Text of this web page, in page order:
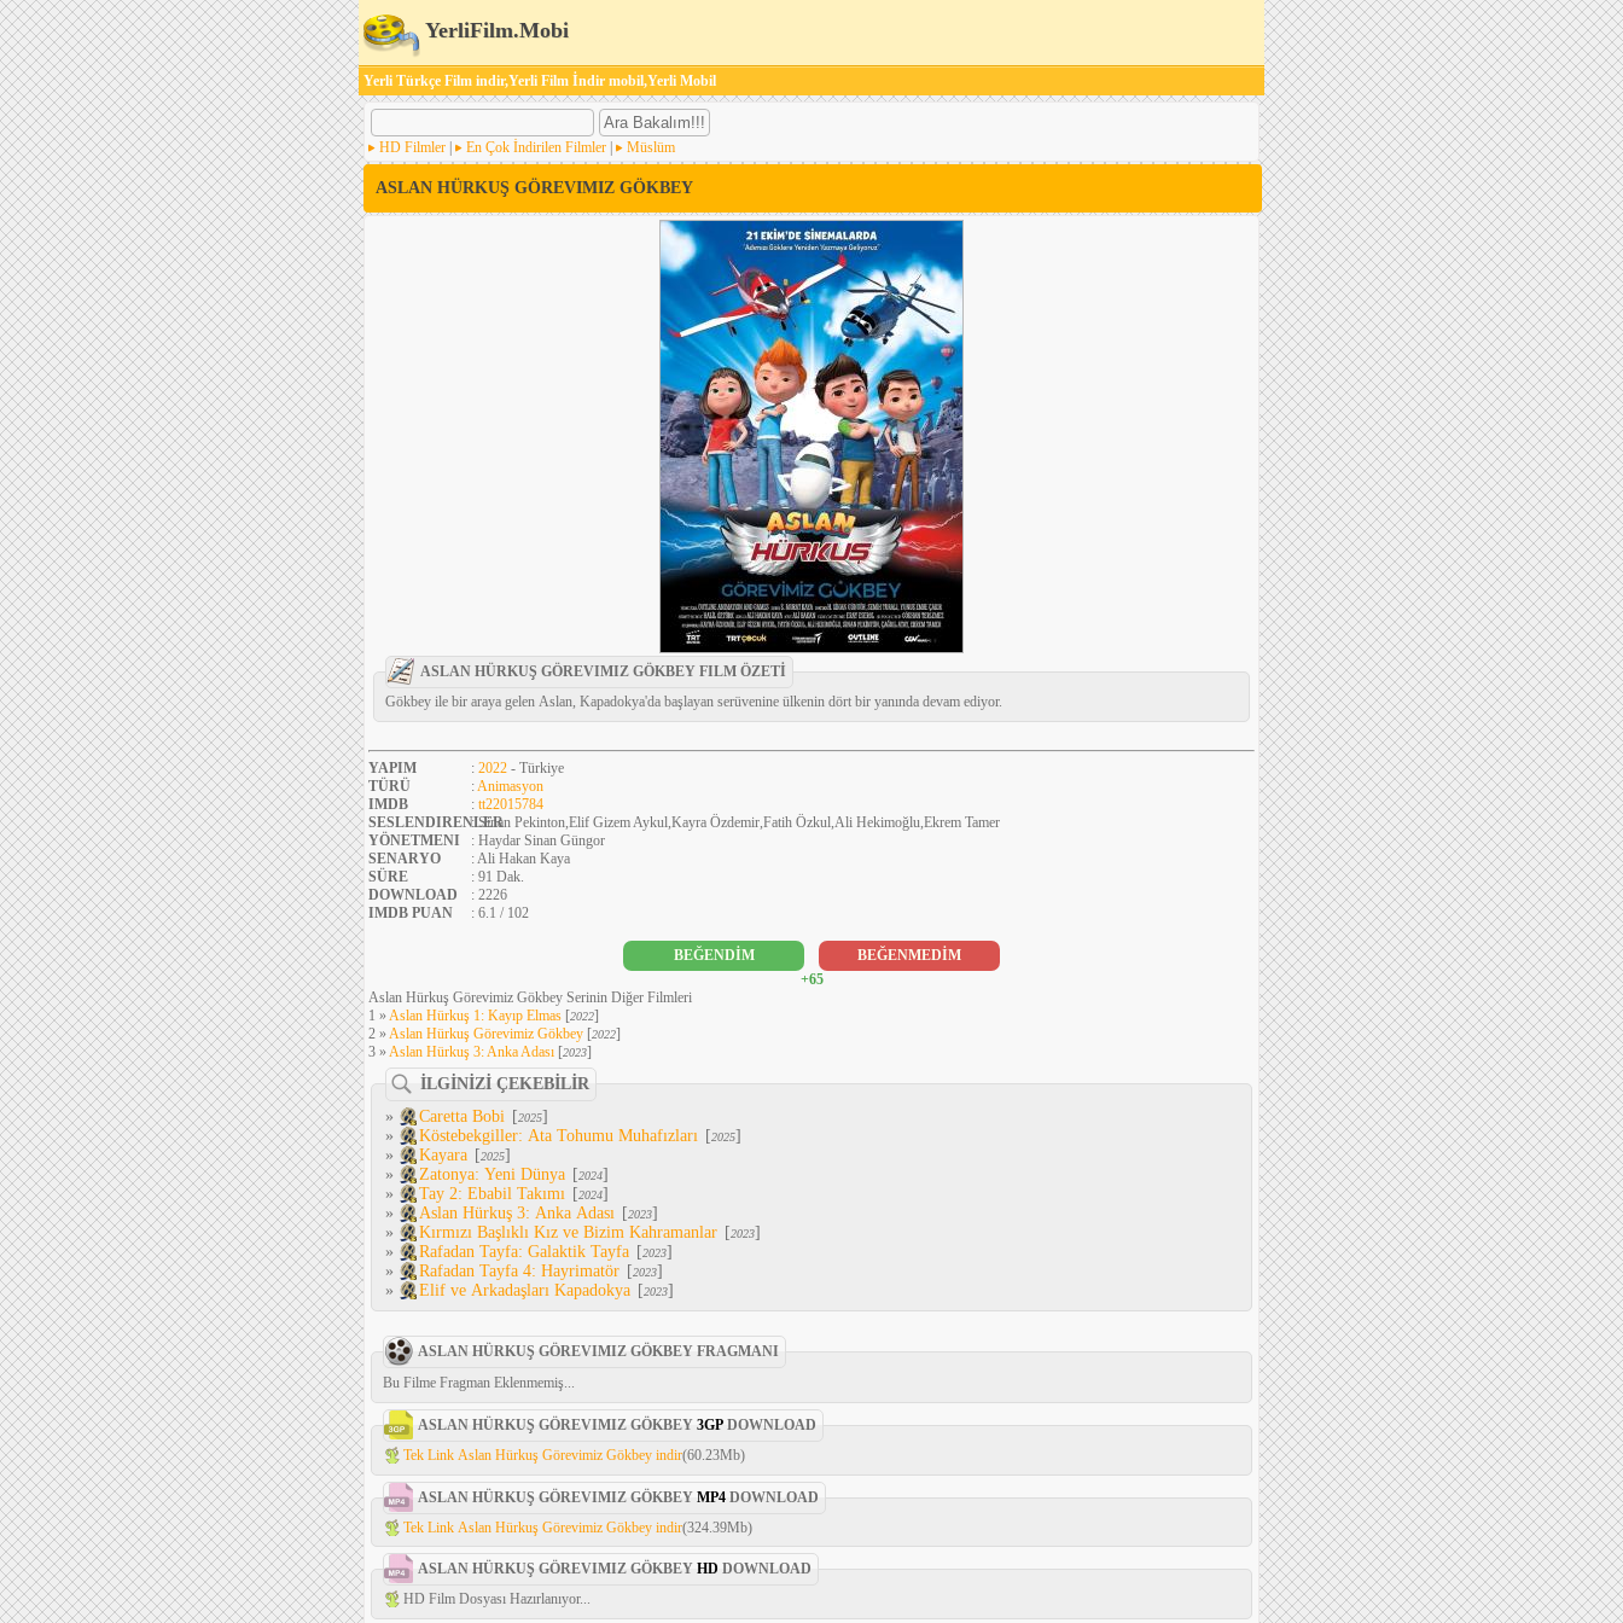
YerliFilm.Mobi
Yerli Türkçe Film indir,Yerli Film İndir mobil,Yerli Mobil
HD Filmler En Çok İndirilen Filmler Müslüm
ASLAN HÜRKUŞ GÖREVIMIZ GÖKBEY
ASLAN HÜRKUŞ GÖREVIMIZ GÖKBEY FILM ÖZETİ
Gökbey ile bir araya gelen Aslan, Kapadokya'da başlayan serüvenine ülkenin dört bir yanında devam ediyor.
YAPIM : 2022 - Türkiye
TÜRÜ
: Animasyon
IMDB
: tt22015784
SESLENDIRENLER: Sinan Pekinton,Elif Gizem Aykul,Kayra Özdemir,Fatih Özkul,Ali Hekimoğlu,Ekrem Tamer
YÖNETMENI
: Haydar Sinan Güngor
SENARYO
: Ali Hakan Kaya
SÜRE
: 91 Dak.
DOWNLOAD
: 2226
IMDB PUAN
: 6.1 / 102
BEĞENDİM
BEĞENMEDİM
+65
Aslan Hürkuş Görevimiz Gökbey Serinin Diğer Filmleri
1 » Aslan Hürkuş 1: Kayıp Elmas [2022]
2 » Aslan Hürkuş Görevimiz Gökbey [2022]
3 » Aslan Hürkuş 3: Anka Adası [2023]
İLGİNİZİ ÇEKEBİLİR
»
Caretta Bobi [2025]
»
Köstebekgiller: Ata Tohumu Muhafızları [2025]
»
Kayara [2025]
»
Zatonya: Yeni Dünya [2024]
»
Tay 2: Ebabil Takımı [2024]
»
Aslan Hürkuş 3: Anka Adası [2023]
»
Kırmızı Başlıklı Kız ve Bizim Kahramanlar [2023]
»
Rafadan Tayfa: Galaktik Tayfa [2023]
»
Rafadan Tayfa 4: Hayrimatör [2023]
»
Elif ve Arkadaşları Kapadokya [2023]
ASLAN HÜRKUŞ GÖREVIMIZ GÖKBEY FRAGMANI
Bu Filme Fragman Eklenmemiş...
ASLAN HÜRKUŞ GÖREVIMIZ GÖKBEY 3GP DOWNLOAD
Tek Link Aslan Hürkuş Görevimiz Gökbey indir(60.23Mb)
ASLAN HÜRKUŞ GÖREVIMIZ GÖKBEY MP4 DOWNLOAD
Tek Link Aslan Hürkuş Görevimiz Gökbey indir(324.39Mb)
ASLAN HÜRKUŞ GÖREVIMIZ GÖKBEY HD DOWNLOAD
HD Film Dosyası Hazırlanıyor...